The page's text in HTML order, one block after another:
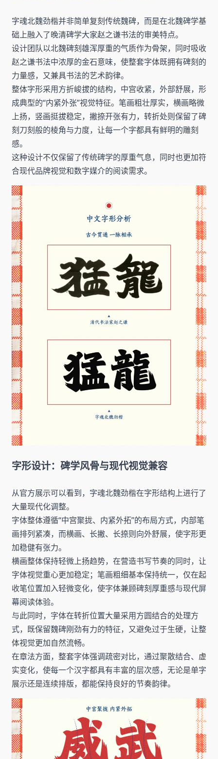
字魂北魏劲楷并非简单复刻传统魏碑，而是在北魏碑学基
础上融入了晚清碑学大家赵之谦书法的审美特点。
设计团队以北魏碑刻雄浑厚重的气质作为骨架，同时吸收
赵之谦书法中浓厚的金石意味，使整套字体既拥有碑刻的
力量感，又兼具书法的艺术韵律。
整体字形采用方折峻拔的结构，中宫收紧，外部舒展，形
成典型的“内紧外张”视觉特征。笔画粗壮厚实，横画略微
上扬，竖画挺拔稳定，撇捺开张有力，转折处则保留了碑
刻刀刻般的棱角与力度，让每一个字都具有鲜明的雕刻
感。
这种设计不仅保留了传统碑学的厚重气息，同时也更加符
合现代品牌视觉和数字媒介的阅读需求。
字形设计：碑学风骨与现代视觉兼容
从官方展示可以看到，字魂北魏劲楷在字形结构上进行了
大量现代化调整。
字体整体遵循“中宫聚拢、内紧外拓”的布局方式，内部笔
画排列紧凑，而横画、长撇、长捺则向外舒展，使字形更
加稳健有张力。
横画整体保持轻微上扬趋势，在营造书写节奏的同时，让
字体视觉重心更加稳定；笔画粗细基本保持统一，仅在起
收笔位置加入轻微变化，使字体兼顾碑刻厚重感与现代屏
幕阅读体验。
与此同时，字体在转折位置大量采用方圆结合的处理方
式，既保留魏碑刚劲有力的特征，又避免过于生硬，让整
体视觉更加自然流畅。
在章法方面，整套字体强调疏密对比，通过聚散结合、虚
实变化，使每一个汉字都具有丰富的层次感，无论是单字
展示还是连续排版，都能保持良好的节奏韵律。